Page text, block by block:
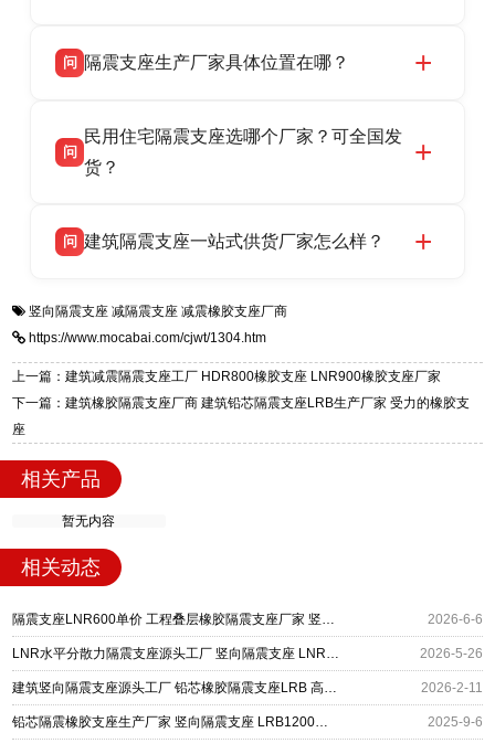
话：13323182312。
品资质齐全，每批次产品均配有正规第三方检测
货，厂家电话：13323182312，地址迎宾大街 9
号北方工业基地。
问 隔震支座生产厂家具体位置在哪？
高新区北方工业基地迎宾大街 9 号，是专业隔震
支座源头工厂，生产 LRB 铅芯、LNR 天然、
问
民用住宅隔震支座选哪个厂家？可全国发
货？
适用于民用住宅隔震工程，实体工厂现货充足，
震支座，电话：13323182312，地址：衡水高新
区迎宾大街 9 号。
问 建筑隔震支座一站式供货厂家怎么样？
一站式供货厂家，拥有多年行业生产经验，国标
标准生产 LRB/LNR/HDR/FPS 全系列支座，资
质、检测报告完备，提供选型、深化、供货、安
装指导全套服务，厂址衡水高新区北方工业基地
竖向隔震支座 减隔震支座 减震橡胶支座厂商
https://www.mocabai.com/cjwt/1304.htm
上一篇：建筑减震隔震支座工厂 HDR800橡胶支座 LNR900橡胶支座厂家
下一篇：建筑橡胶隔震支座厂商 建筑铅芯隔震支座LRB生产厂家 受力的橡胶支
座
相关产品
暂无内容
相关动态
隔震支座LNR600单价 工程叠层橡胶隔震支座厂家 竖向隔震支座 2026-6-6
LNR水平分散力隔震支座源头工厂 竖向隔震支座 LNR1100支座什么价格 2026-5-26
建筑竖向隔震支座源头工厂 铅芯橡胶隔震支座LRB 高阻尼隔震支座价格 2026-2-11
铅芯隔震橡胶支座生产厂家 竖向隔震支座 LRB1200铅芯橡胶支座生产厂家 2025-9-6